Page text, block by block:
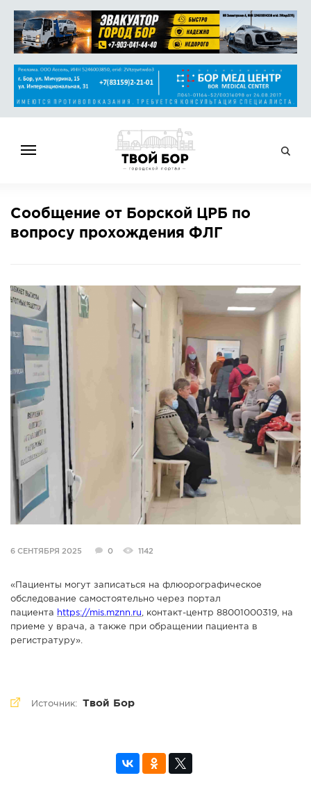
НОВОСТИ
СПРАВОЧНИК
АФИША
КАМЕРЫ
КОНКУРСЫ
СТАТЬИ
ГОЛОСОВАНИЯ
ПРЕДЛОЖИТЬ НОВОСТЬ
ФОТО
Сообщение от Борской ЦРБ по
вопросу прохождения ФЛГ
6 СЕНТЯБРЯ 2025 0 1142
«Пациенты могут записаться на флюорографическое
обследование самостоятельно через портал
пациента
https://mis.mznn.ru , контакт-центр 88001000319, на
приеме у врача, а также при обращении пациента в
регистратуру».
Источник: Твой Бор